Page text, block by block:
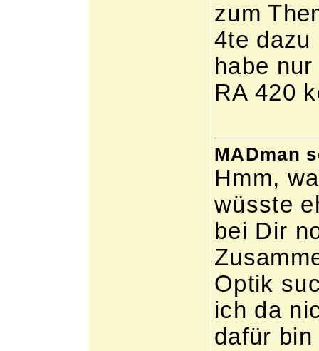
zum
4te dazu
habe
RA 420
MADman
Hmm,
wüsste
bei Dir
Optik
ich da
dafür